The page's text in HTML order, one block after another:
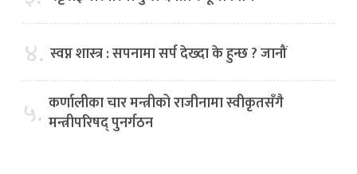
४. स्वप्न शास्त्र : सपनामा सर्प देख्दा के हुन्छ ? जानौं
५. कर्णालीका चार मन्त्रीको राजीनामा स्वीकृतसँगै
मन्त्रीपरिषद् पुनर्गठन